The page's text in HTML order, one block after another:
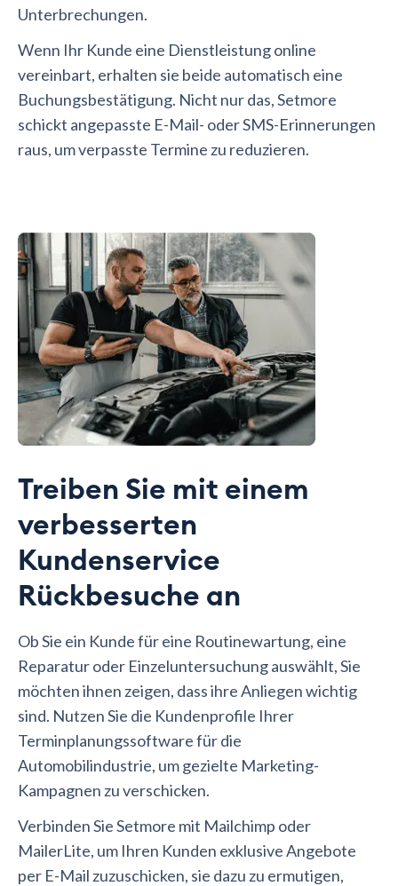
Unterbrechungen.
Wenn Ihr Kunde eine Dienstleistung online
vereinbart, erhalten sie beide automatisch eine
Buchungsbestätigung. Nicht nur das, Setmore
schickt angepasste E-Mail- oder SMS-Erinnerungen
raus, um verpasste Termine zu reduzieren.
Treiben Sie mit einem
verbesserten
Kundenservice
Rückbesuche an
Ob Sie ein Kunde für eine Routinewartung, eine
Reparatur oder Einzeluntersuchung auswählt, Sie
möchten ihnen zeigen, dass ihre Anliegen wichtig
sind. Nutzen Sie die Kundenprofile Ihrer
Terminplanungssoftware für die
Automobilindustrie, um gezielte Marketing-
Kampagnen zu verschicken.
Verbinden Sie Setmore mit Mailchimp oder
MailerLite, um Ihren Kunden exklusive Angebote
per E-Mail zuzuschicken, sie dazu zu ermutigen,